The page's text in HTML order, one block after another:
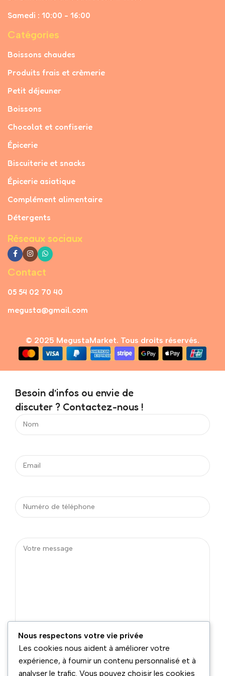
Samedi : 10:00 - 16:00
Catégories
Boissons chaudes
Produits frais et crèmerie
Petit déjeuner
Boissons
Chocolat et confiserie
Épicerie
Biscuiterie et snacks
Épicerie asiatique
Complément alimentaire
Détergents
Réseaux sociaux
Contact
05 54 02 70 40
megusta@gmail.com
© 2025 MegustaMarket. Tous droits réservés.
Besoin d’infos ou envie de
discuter ? Contactez-nous !
Nous respectons votre vie privée
Les cookies nous aident à améliorer votre
expérience, à fournir un contenu personnalisé et à
analyser le trafic. Vous pouvez choisir les cookies